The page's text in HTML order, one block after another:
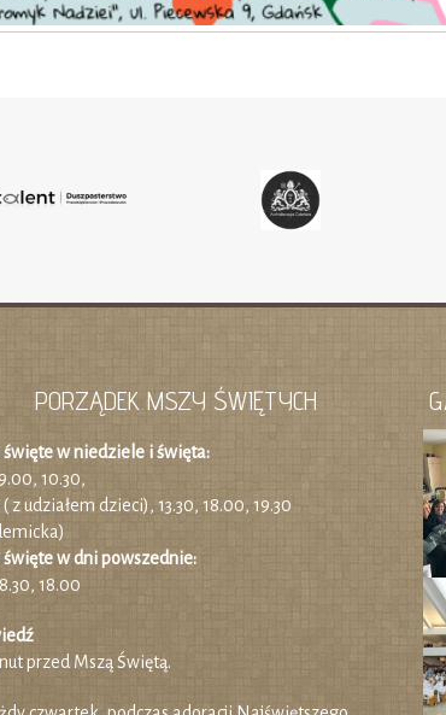
PORZĄDEK MSZY ŚWIĘTYCH
święte w niedziele i święta:
10.30,
( z udziałem dzieci), 13.30, 18.00, 19.30
święte w dni powszednie:
18.00
przed Mszą Świętą.